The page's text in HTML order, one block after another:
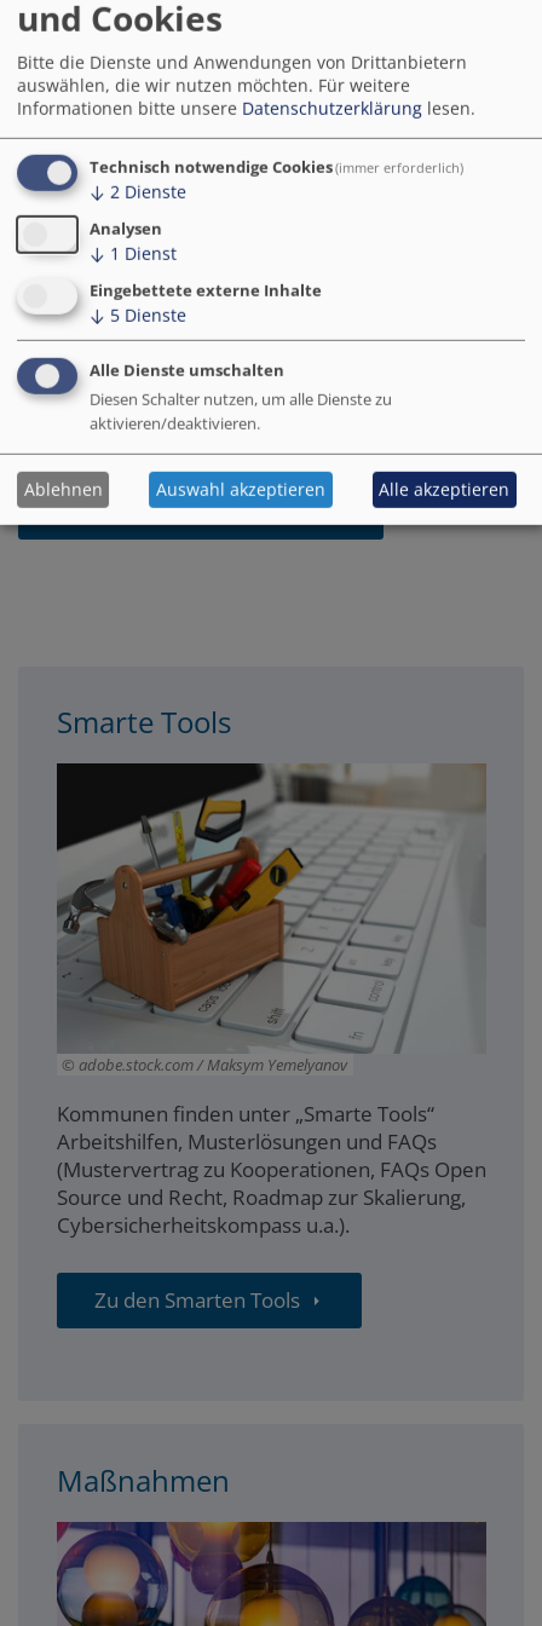
Lösungen geben einen Überblick über wirkungsvolle
Anwendungen und Produkte für die digitale
Transformation von Kommunen. Basierend auf einer
systematischen Analyse präsentieren die Steckbriefe
wichtige Erfolgsfaktoren und wesentliche Schritte in
der Entwicklung und Umsetzung.
In der Maßnahmen-Datenbank
hinaus weitere Informationen zu sämtlichen der über
(MPSC) recherchieren.
Ausgewählte Software- oder andere technische
Lösungen, u.a. entwicklet von den Modellprojekten
Smart Cities, finden Sie ebenfalls auf dem
Marktplatz „Deutschland.Digital“
Zu den Smart City Lösungen
Smarte Tools
adobe.stock.com / Maksym Yemelyanov
Kommunen finden unter „Smarte Tools“
Arbeitshilfen, Musterlösungen und FAQs
(Mustervertrag zu Kooperationen, FAQs Open
Source und Recht, Roadmap zur Skalierung,
Cybersicherheitskompass u.a.).
Zu den Smarten Tools
Maßnahmen
und Cookies
Bitte die Dienste und Anwendungen von Drittanbietern
auswählen, die wir nutzen möchten. Für weitere
Informationen bitte unsere Datenschutzerklärung lesen.
Technisch notwendige Cookies(immer erforderlich)
↓ 2 Dienste
Analysen
↓ 1 Dienst
Eingebettete externe Inhalte
↓ 5 Dienste
Alle Dienste umschalten
Diesen Schalter nutzen, um alle Dienste zu
aktivieren/deaktivieren.
Ablehnen Auswahl akzeptieren Alle akzeptieren